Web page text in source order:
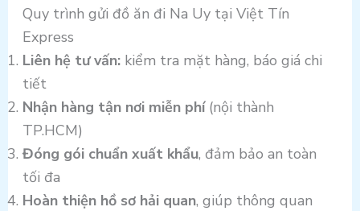
Quy trình gửi đồ ăn đi Na Uy tại Việt Tín
Express
Liên hệ tư vấn:kiểm tra mặt hàng, báo giá chi
tiết
Nhận hàng tận nơi miễn phí(nội thành
TP.HCM)
Đóng gói chuẩn xuất khẩu, đảm bảo an toàn
tối đa
Hoàn thiện hồ sơ hải quan, giúp thông quan